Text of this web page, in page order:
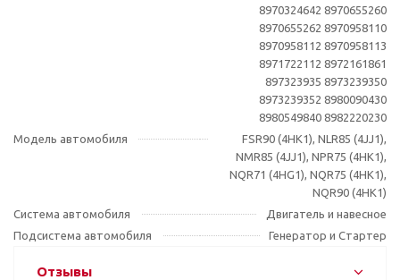
8970324642 8970655260
8970655262 8970958110
8970958112 8970958113
8971722112 8972161861
897323935 8973239350
8973239352 8980090430
8980549840 8982220230
Модель автомобиля
FSR90 (4HK1), NLR85 (4JJ1),
NMR85 (4JJ1), NPR75 (4HK1),
NQR71 (4HG1), NQR75 (4HK1),
NQR90 (4HK1)
Система автомобиля
Двигатель и навесное
Подсистема автомобиля
Генератор и Стартер
Отзывы